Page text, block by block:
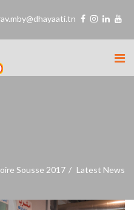
Sousse 2017 Latest News